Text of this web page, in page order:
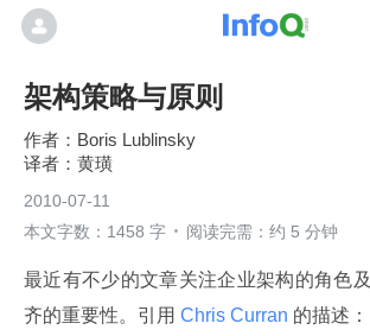
架构策略与原则
Boris Lublinsky
黄璜
2010-07-11
本文字数：1458 字
阅读完需：约 5 分钟
最近有不少的文章关注企业架构的角色
齐的重要性。引用 Chris Curran 的描述：